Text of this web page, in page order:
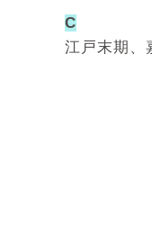
C
江戸末期、